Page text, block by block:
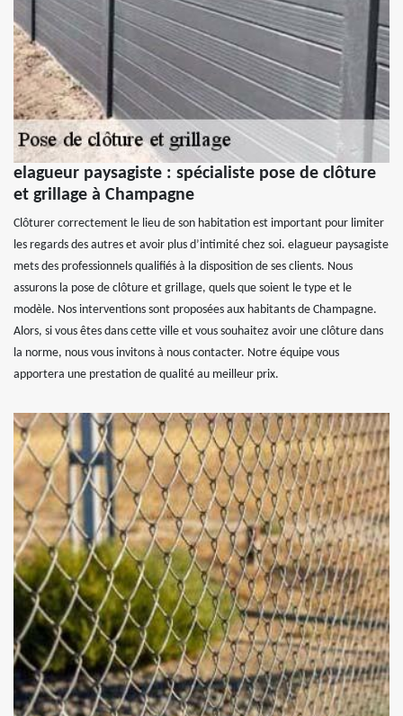
elagueur paysagiste : spécialiste pose de clôture
et grillage à Champagne
Clôturer correctement le lieu de son habitation est important pour limiter
les regards des autres et avoir plus d’intimité chez soi. elagueur paysagiste
mets des professionnels qualifiés à la disposition de ses clients. Nous
assurons la pose de clôture et grillage, quels que soient le type et le
modèle. Nos interventions sont proposées aux habitants de Champagne.
Alors, si vous êtes dans cette ville et vous souhaitez avoir une clôture dans
la norme, nous vous invitons à nous contacter. Notre équipe vous
apportera une prestation de qualité au meilleur prix.